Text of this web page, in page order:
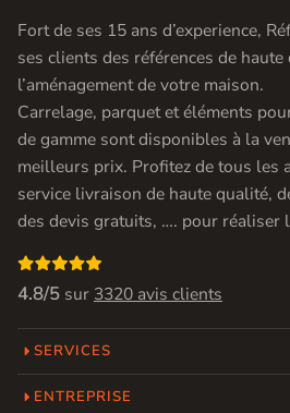
Carrelage
Carrelage
Fort de ses 15 ans d’experience,
ses clients des références de
l’aménagement de votre maison.
Carrelage, parquet et éléments
de gamme sont disponibles à la
meilleurs prix. Profitez de tous les
service livraison de haute qualité,
des devis gratuits, …. pour réaliser

4.8/5 sur 3320 avis clients
SERVICES
ENTREPRISE